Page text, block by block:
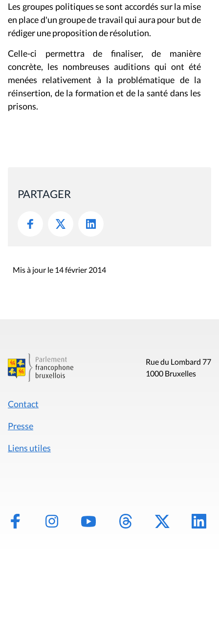
Les groupes politiques se sont accordés sur la mise
en place d'un groupe de travail qui aura pour but de
rédiger une proposition de résolution.
Celle-ci permettra de finaliser, de manière
concrète, les nombreuses auditions qui ont été
menées relativement à la problématique de la
réinsertion, de la formation et de la santé dans les
prisons.
PARTAGER
Mis à jour le 14 février 2014
Rue du Lombard 77
1000 Bruxelles
Contact
Presse
Liens utiles